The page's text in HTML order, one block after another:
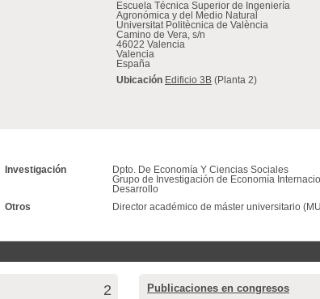
Escuela Técnica Superior de Ingeniería
Agronómica y del Medio Natural
Universitat Politècnica de València
Camino de Vera, s/n
46022 Valencia
Valencia
España
Ubicación Edificio 3B (Planta 2)
Investigación
Dpto. De Economía Y Ciencias Sociales
Grupo de Investigación de Economía
Desarrollo
Otros
Director académico de máster universitario
2 Publicaciones en congresos